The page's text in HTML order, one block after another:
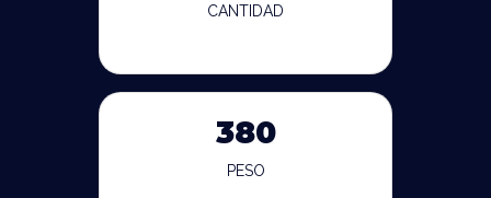
CANTIDAD
380
PESO